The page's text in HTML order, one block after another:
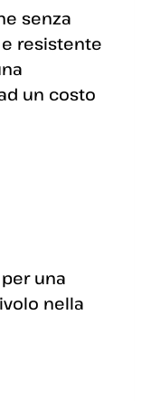
senza
e resistente
un costo
una
nella